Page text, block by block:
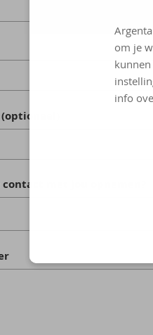
om je
info
met jou opnemen?